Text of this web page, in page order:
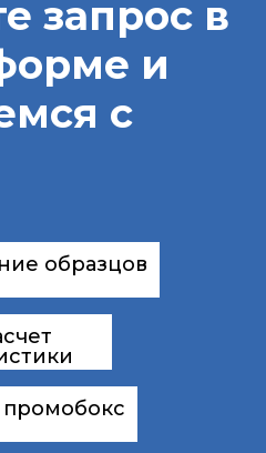
запрос в
и
с
образцов
промобокс